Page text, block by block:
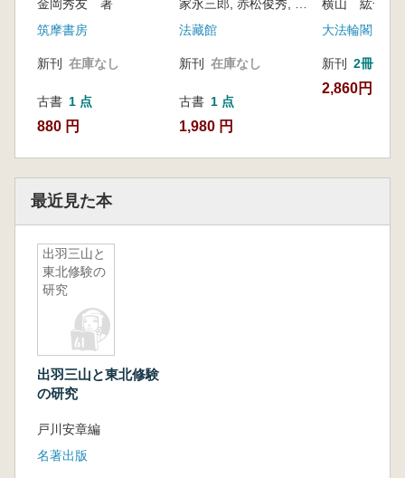
金岡秀友 著
筑摩書房
新刊 在庫なし
古書 1 点
880 円
法藏館
新刊 在庫なし
古書 1 点
1,980 円
若・唯識まで
横山 紘一 著
大法輪閣
新刊 2冊
2,860円
最近見た本
出羽三山と
東北修験の
研究
出羽三山と東北修験
の研究
戸川安章編
名著出版